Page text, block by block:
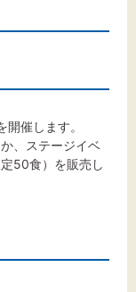
催します。
、ステージイベ
50食）を販売し